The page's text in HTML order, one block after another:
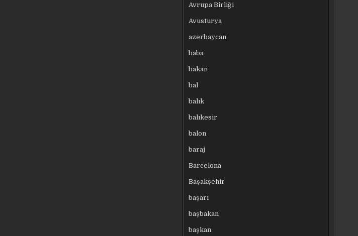
Avrupa Birliği
Avusturya
azerbaycan
baba
bakan
bal
balık
balıkesir
balon
baraj
Barcelona
Başakşehir
başarı
başbakan
başkan